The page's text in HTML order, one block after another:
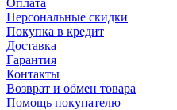
Оплата
Персональные скидки
Покупка в кредит
Доставка
Гарантия
Контакты
Возврат и обмен товара
Помощь покупателю